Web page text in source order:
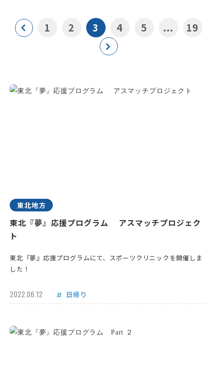
1 2 3 4 5 ... 19
東北地方
東北『夢』応援プログラム アスマッチプロジェク
ト
東北『夢』応援プログラムにて、スポーツクリニックを開催しま
した！
2022.06.12 日帰り